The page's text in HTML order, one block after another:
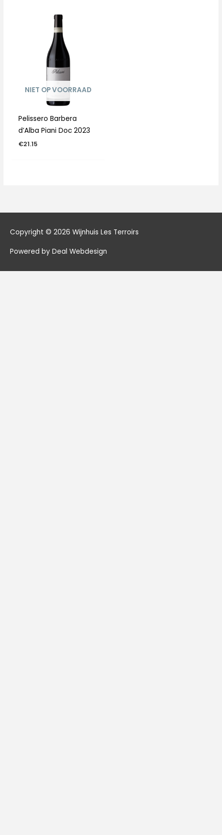
NIET OP VOORRAAD
Pelissero Barbera
d’Alba Piani Doc 2023
€21.15
Copyright © 2026 Wijnhuis Les Terroirs
Powered by Deal Webdesign